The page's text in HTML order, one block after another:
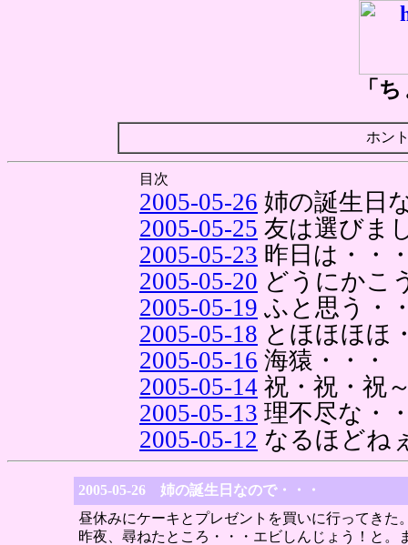
「
ホン
目次
2005-05-26 姉の誕生日
2005-05-25 友は選びま
2005-05-23 昨日は・・
2005-05-20 どうにかこ
2005-05-19 ふと思う・
2005-05-18 とほほほほ
2005-05-16 海猿・・・
2005-05-14 祝・祝・祝
2005-05-13 理不尽な・
2005-05-12 なるほどね
2005-05-26 姉の誕生日なので・・・
昼休みにケーキとプレゼントを買いに行ってきた
昨夜、尋ねたところ・・・エビしんじょう！と。